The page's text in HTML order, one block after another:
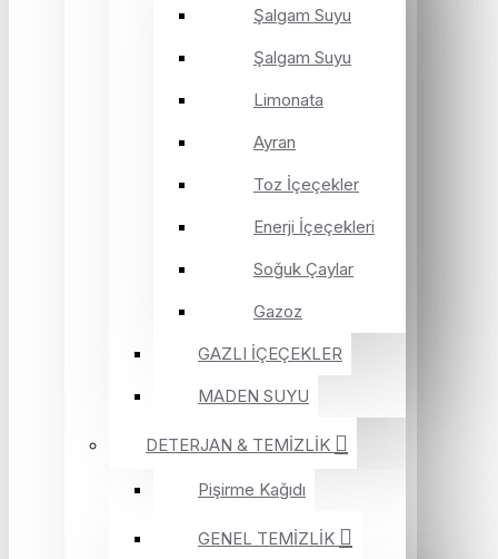
Şalgam Suyu
Şalgam Suyu
Limonata
Ayran
Toz İçeçekler
Enerji İçeçekleri
Soğuk Çaylar
Gazoz
GAZLI İÇEÇEKLER
MADEN SUYU
DETERJAN & TEMİZLİK
Pişirme Kağıdı
GENEL TEMİZLİK